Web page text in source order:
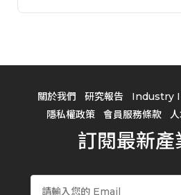
關於我們 研究報告 Industry
隱私權政策
會員服務條款
訂閱最新產